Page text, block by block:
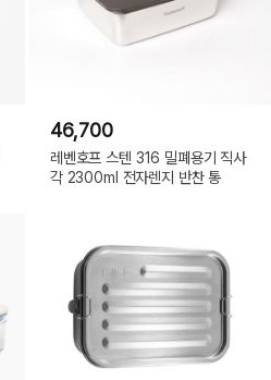
46,700
레벤호프 스텐 316 밀폐용기 직사
각 2300ml 전자렌지 반찬 통